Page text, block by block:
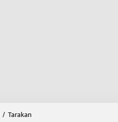
/ Tarakan